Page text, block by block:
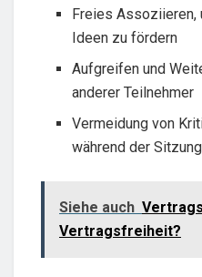
Freies Assoziieren,
Ideen zu fördern
Aufgreifen und
anderer Teilnehmer
Vermeidung von
während der Sitzung
Siehe auch
Vertragsfreiheit?